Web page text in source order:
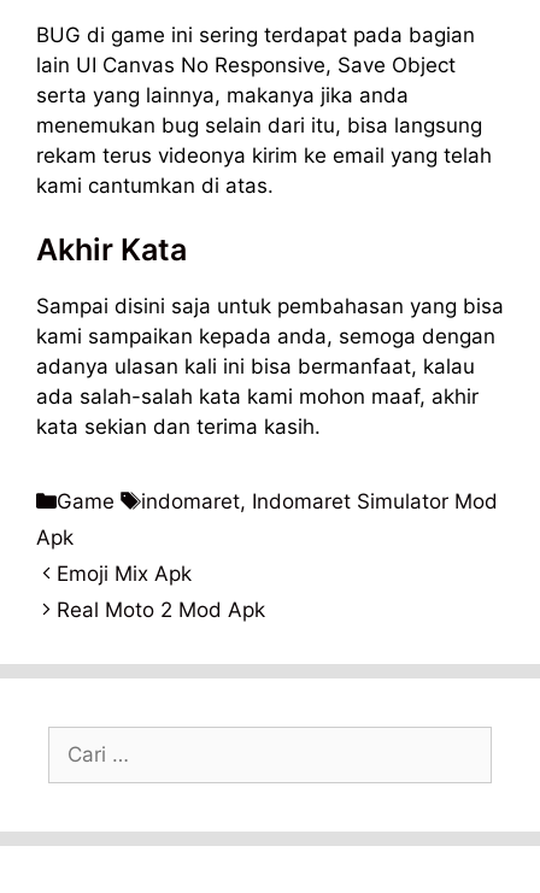
BUG di game ini sering terdapat pada bagian
lain UI Canvas No Responsive, Save Object
serta yang lainnya, makanya jika anda
menemukan bug selain dari itu, bisa langsung
rekam terus videonya kirim ke email yang telah
kami cantumkan di atas.
Akhir Kata
Sampai disini saja untuk pembahasan yang bisa
kami sampaikan kepada anda, semoga dengan
adanya ulasan kali ini bisa bermanfaat, kalau
ada salah-salah kata kami mohon maaf, akhir
kata sekian dan terima kasih.
Kategori
Game Tag
indomaret, Indomaret Simulator Mod
Apk
Emoji Mix Apk
Real Moto 2 Mod Apk
Cari